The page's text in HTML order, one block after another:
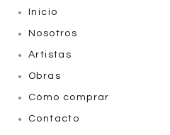
Inicio
Nosotros
Artistas
Obras
Cómo comprar
Contacto